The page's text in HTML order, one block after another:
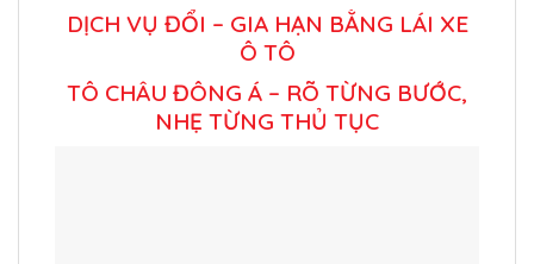
DỊCH VỤ ĐỔI – GIA HẠN BẰNG LÁI XE
Ô TÔ
TÔ CHÂU ĐÔNG Á – RÕ TỪNG BƯỚC,
NHẸ TỪNG THỦ TỤC